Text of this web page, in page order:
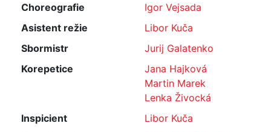
Choreografie
Igor Vejsada
Asistent režie
Libor Kuča
Sbormistr
Jurij Galatenko
Korepetice
Jana Hajková
Martin Marek
Lenka Živocká
Inspicient
Libor Kuča